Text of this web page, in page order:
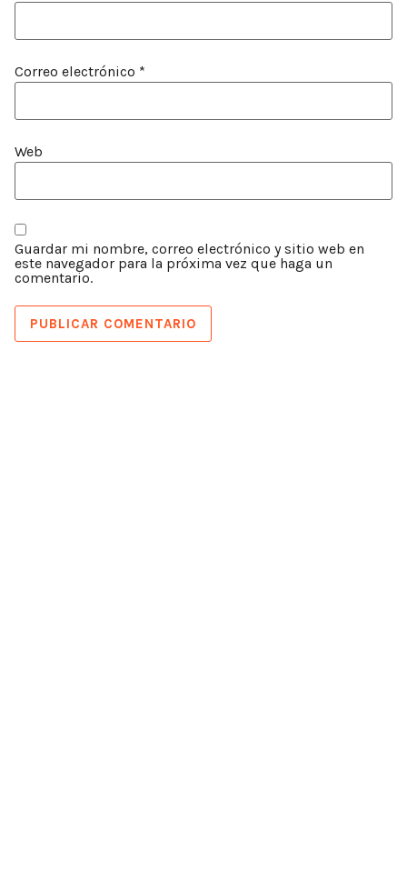
Correo electrónico *
Web
Guardar mi nombre, correo electrónico y sitio web en
este navegador para la próxima vez que haga un
comentario.